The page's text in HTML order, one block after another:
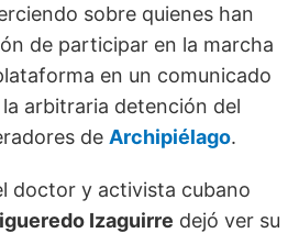
sobre quienes han
de participar en la marcha
en un comunicado
arbitraria detención del
de Archipiélago.
doctor y activista cubano
Izaguirre dejó ver su